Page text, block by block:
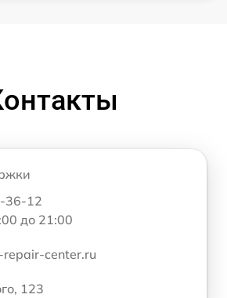
36-12
до 21:00
repair-center.ru
123